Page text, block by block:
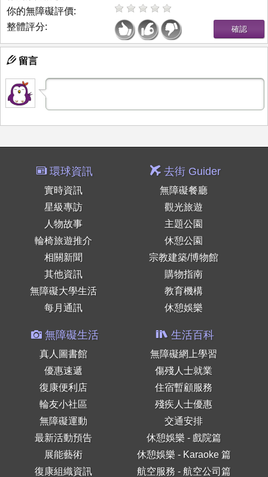
你的無障礙評價:
整體評分:
留言
環球資訊
實時資訊
星級專訪
人物故事
輪椅旅遊推介
相關新聞
其他資訊
無障礙大學生活
每月通訊
去街 Guider
無障礙餐廳
觀光旅遊
主題公園
休憩公園
宗教建築/博物館
購物指南
教育機構
休憩娛樂
無障礙生活
真人圖書館
優惠速遞
復康便利店
輪友小社區
無障礙運動
最新活動預告
展能藝術
復康組織資訊
生活百科
無障礙網上學習
傷殘人士就業
住宿暫顧服務
殘疾人士優惠
交通安排
休憩娛樂 - 戲院篇
休憩娛樂 - Karaoke 篇
航空服務 - 航空公司篇